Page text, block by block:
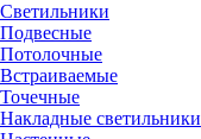
Светильники
Подвесные
Потолочные
Встраиваемые
Точечные
Накладные светильники